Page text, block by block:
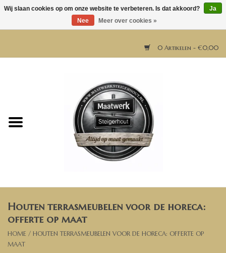
0 Artikelen - €0,00
Horeca meubels
Bartafels
Banken, stoelen &
(Bar)krukken
Houten terrasmeubelen voor de horeca:
offerte op maat
HOME / HOUTEN TERRASMEUBELEN VOOR DE HORECA: OFFERTE OP
MAAT
Wij slaan cookies op om onze website te verbeteren. Is dat akkoord?
Ja
Nee
Meer over cookies »